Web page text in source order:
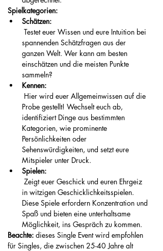
Spielkategorien:
Schätzen:
spannenden Schätzfragen aus der
ganzen Welt. Wer kann am besten
einschätzen und die meisten Punkte
sammeln?
Kennen:
Probe gestellt! Wechselt euch ab,
identifiziert Dinge aus bestimmten
Kategorien, wie prominente
Persönlichkeiten oder
Sehenswürdigkeiten, und setzt eure
Mitspieler unter Druck.
Spielen:
in witzigen Geschicklichkeitsspielen.
Diese Spiele erfordern Konzentration und
Spaß und bieten eine unterhaltsame
Möglichkeit, ins Gespräch zu kommen.
Beachte: dieses Single Event wird empfohlen
für Singles, die zwischen 25-40 Jahre alt